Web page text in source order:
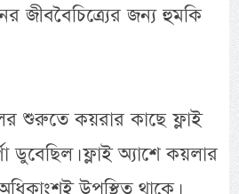
জীববৈচিত্র্যের জন্য হুমকি
শুরুতে কয়রার কাছে ফ্লাই
ডুবেছিল। ফ্লাই অ্যাশে কয়লার